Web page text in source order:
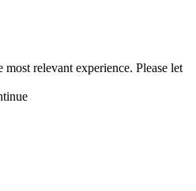
relevant experience. Please let